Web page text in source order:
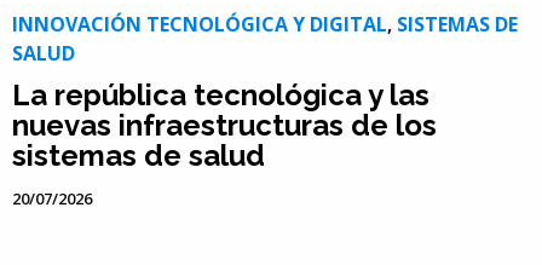
INNOVACIÓN TECNOLÓGICA Y DIGITAL, SISTEMAS DE
SALUD
La república tecnológica y las
nuevas infraestructuras de los
sistemas de salud
20/07/2026